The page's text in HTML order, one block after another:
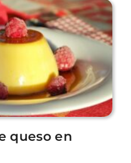
queso en